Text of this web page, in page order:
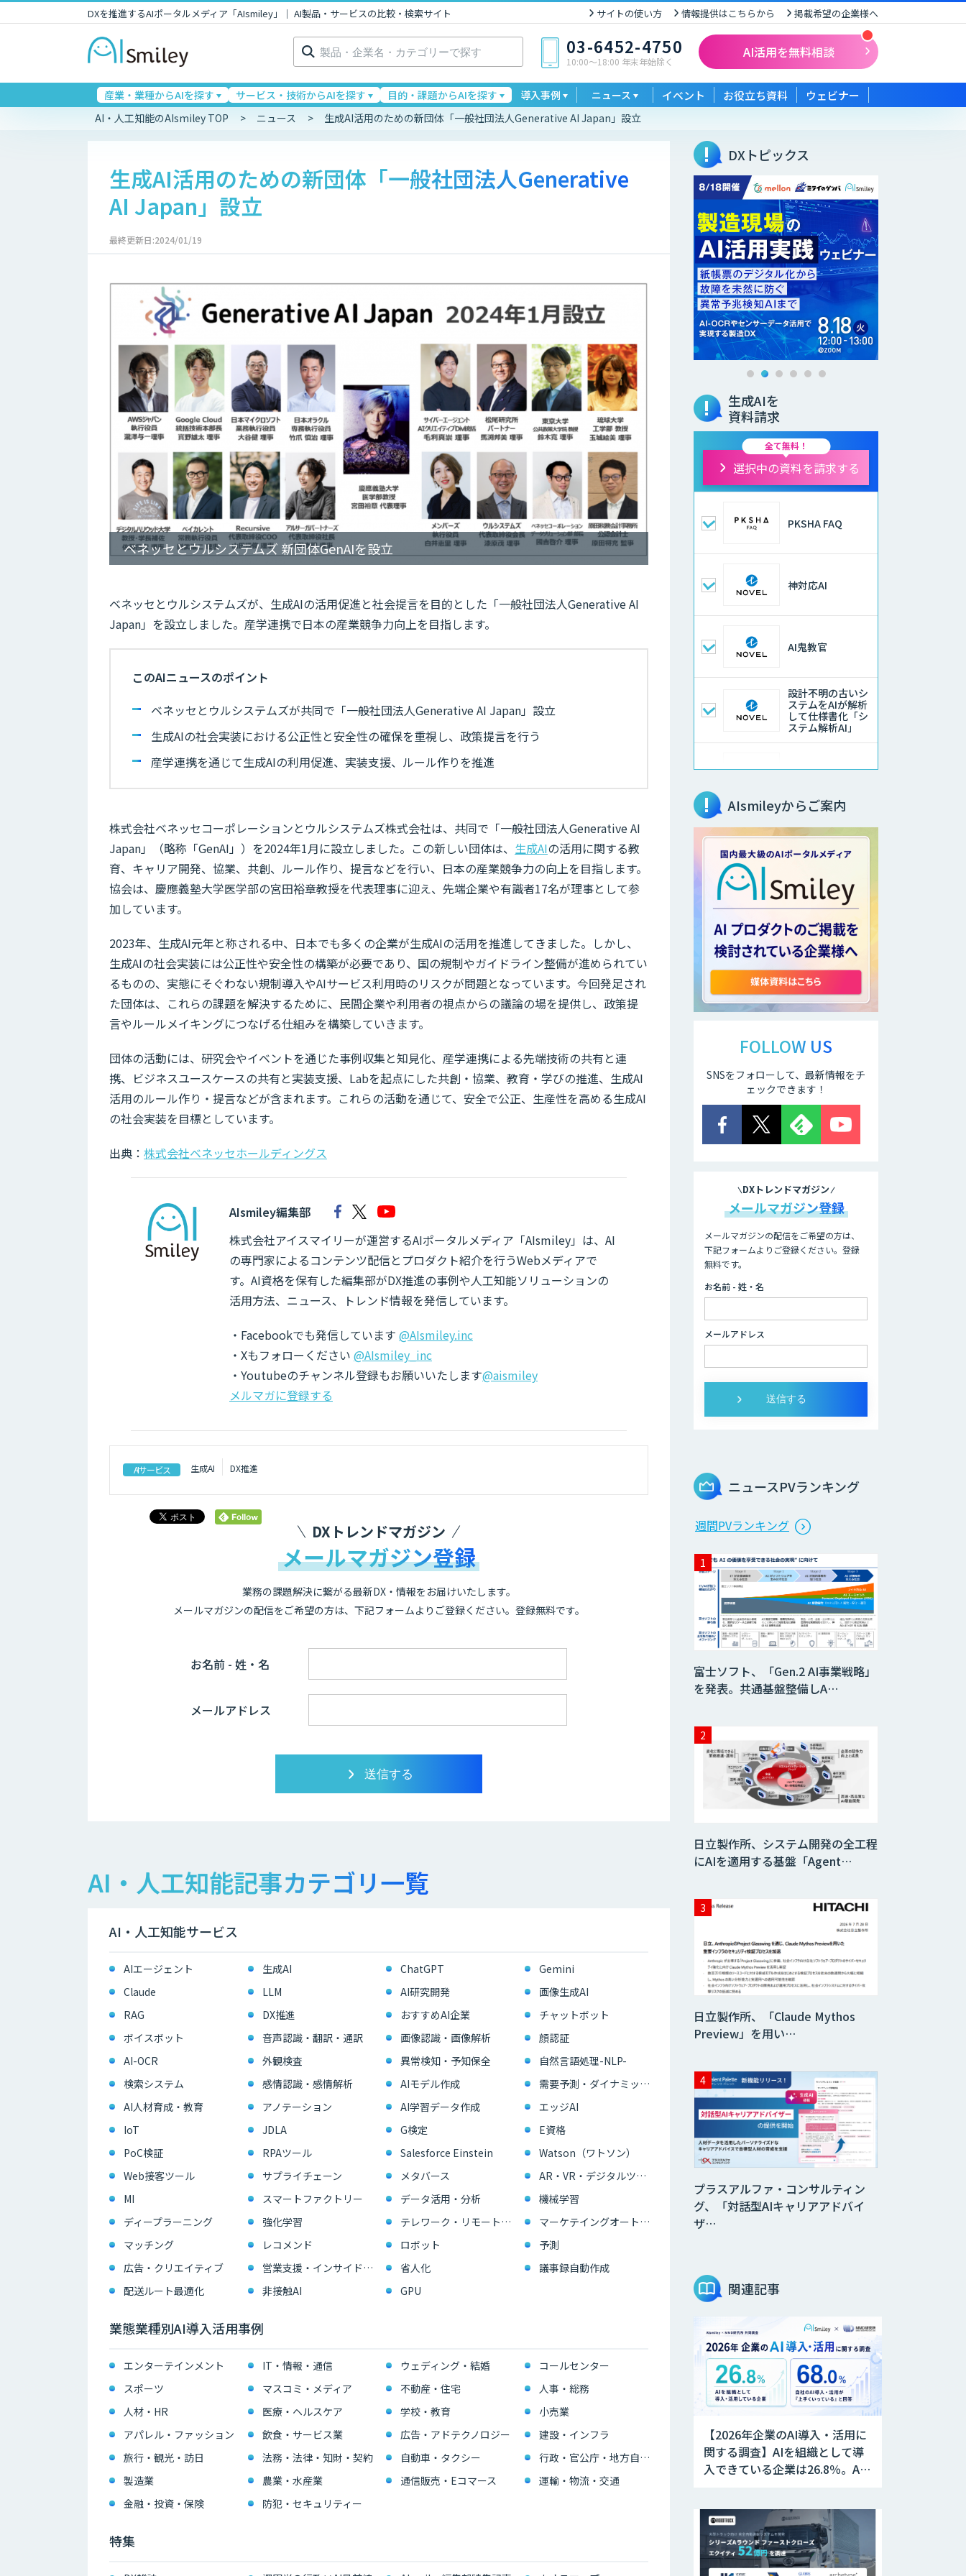
DXを推進するAIポータルメディア「AIsmiley」｜ AI製品・サービスの比較・検索サイト サイトの使い方 情報提供はこちらから 掲載希望の企業様へ
検
索: 03-6452-4750
10:00〜18:00 年末年始除く
AI活用を無料相談
産業・業種からAIを探す サービス・技術からAIを探す 目的・課題からAIを探す 導入事例 ニュース イベント お役立ち資料 ウェビナー
AI・人工知能のAIsmiley TOP ニュース 生成AI活用のための新団体「一般社団法人Generative AI Japan」設立
生成AI活用のための新団体「一般社団法人Generative
AI Japan」設立
最終更新日:2024/01/19
ベネッセとウルシステムズ 新団体GenAIを設立
ベネッセとウルシステムズが、生成AIの活用促進と社会提言を目的とした「一般社団法人Generative AI
Japan」を設立しました。産学連携で日本の産業競争力向上を目指します。
このAIニュースのポイント
ベネッセとウルシステムズが共同で「一般社団法人Generative AI Japan」設立
生成AIの社会実装における公正性と安全性の確保を重視し、政策提言を行う
産学連携を通じて生成AIの利用促進、実装支援、ルール作りを推進
株式会社ベネッセコーポレーションとウルシステムズ株式会社は、共同で「一般社団法人Generative AI
Japan」（略称「GenAI」）を2024年1月に設立しました。この新しい団体は、 生成AIの活用に関する教
育、キャリア開発、協業、共創、ルール作り、提言などを行い、日本の産業競争力の向上を目指します。
協会は、慶應義塾大学医学部の宮田裕章教授を代表理事に迎え、先端企業や有識者17名が理事として参
加しています。
2023年、生成AI元年と称される中、日本でも多くの企業が生成AIの活用を推進してきました。しかし、
生成AIの社会実装には公正性や安全性の構築が必要であり、国の規制やガイドライン整備が進められてい
るものの、実態にそぐわない規制導入やAIサービス利用時のリスクが問題となっています。今回発足され
た団体は、これらの課題を解決するために、民間企業や利用者の視点からの議論の場を提供し、政策提
言やルールメイキングにつなげる仕組みを構築していきます。
団体の活動には、研究会やイベントを通じた事例収集と知見化、産学連携による先端技術の共有と連
携、ビジネスユースケースの共有と実装支援、Labを起点にした共創・協業、教育・学びの推進、生成AI
活用のルール作り・提言などが含まれます。これらの活動を通じて、安全で公正、生産性を高める生成AI
の社会実装を目標としています。
出典： 株式会社ベネッセホールディングス
AIsmiley編集部
株式会社アイスマイリーが運営するAIポータルメディア「AIsmiley」は、AI
の専門家によるコンテンツ配信とプロダクト紹介を行うWebメディアで
す。AI資格を保有した編集部がDX推進の事例や人工知能ソリューションの
活用方法、ニュース、トレンド情報を発信しています。
・Facebookでも発信しています @AIsmiley.inc
・Xもフォローください @AIsmiley_inc
・Youtubeのチャンネル登録もお願いいたします@aismiley
メルマガに登録する
AIサービス 生成AI DX推進
DXトレンドマガジン
メールマガジン登録
業務の課題解決に繋がる最新DX・情報をお届けいたします。
メールマガジンの配信をご希望の方は、下記フォームよりご登録ください。登録無料です。
お名前 - 姓・名
メールアドレス
AI・人工知能記事カテゴリ一覧
AI・人工知能サービス
AIエージェント 生成AI ChatGPT
Gemini
Claude
LLM AI研究開発
画像生成AI
RAG
DX推進 おすすめAI企業
チャットボット
ボイスボット
音声認識・翻訳・通訳 画像認識・画像解析
顔認証
AI-OCR
外観検査 異常検知・予知保全
自然言語処理-NLP-
検索システム
感情認識・感情解析 AIモデル作成
需要予測・ダイナミックプライシング
AI人材育成・教育
アノテーション AI学習データ作成
エッジAI
IoT
JDLA G検定
E資格
PoC検証
RPAツール Salesforce Einstein
Watson（ワトソン）
Web接客ツール
サプライチェーン メタバース
AR・VR・デジタルツイン
MI
スマートファクトリー データ活用・分析
機械学習
ディープラーニング
強化学習 テレワーク・リモートワーク
マーケテイングオートメーション・MAツール
マッチング
レコメンド ロボット
予測
広告・クリエイティブ
営業支援・インサイドセールス 省人化
議事録自動作成
配送ルート最適化
非接触AI GPU
業態業種別AI導入活用事例
エンターテインメント IT・情報・通信 ウェディング・結婚
コールセンター
スポーツ
マスコミ・メディア 不動産・住宅
人事・総務
人材・HR
医療・ヘルスケア 学校・教育
小売業
アパレル・ファッション
飲食・サービス業 広告・アドテクノロジー
建設・インフラ
旅行・観光・訪日
法務・法律・知財・契約 自動車・タクシー
行政・官公庁・地方自治体
製造業
農業・水産業 通信販売・Eコマース
運輸・物流・交通
金融・投資・保険
防犯・セキュリティー
特集
DXトピックス
生成AIを
資料請求
全て無料！
選択中の資料を請求する
PKSHA FAQ
神対応AI
AI鬼教官
設計不明の古いシ
ステムをAIが解析
して仕様書化「シ
ステム解析AI」
LLMOチェキ
AIエージェント開
発支援
AIエンジニアアカ
デミー（バイブコ
ーディング研修）
aiDAPTIV+
アリストルの法人
ELYZA Works
with KDDI
JAPAN AI
医療文書作成を効
率化する生成
AI「OPTiM AI ホ
データ分析/AI開
発/コンサルティン
グ
STORM Platform
Cogent AI
Cabinet
AI/DX研修
imprai ezKotae
GPT-4
援サービス
生成AI活用 1day
ブートキャンプ
データ分析エージ
ェント
き」コンサルティ
ングサービス
フィジカルAI・AI
ロボット向け教師
データ収集・作成
SaaS・サブスク
向け収益管理プラ
ットフォーム「ソ
Teachme Biz
AIR-NEXUS
Acompany セキ
ュアチャット
AI価格調査ツール
Smapra
secondz
AIsmileyからご案内
FOLLOW US
SNSをフォローして、最新情報をチ
ェックできます！
DXトレンドマガジン
メールマガジン登録
メールマガジンの配信をご希望の方は、
下記フォームよりご登録ください。登録
無料です。
お名前 - 姓・名
メールアドレス
ニュースPVランキング
週間PVランキング
富士ソフト、「Gen.2 AI事業戦略」
を発表。共通基盤整備しA…
日立製作所、システム開発の全工程
にAIを適用する基盤「Agent…
日立製作所、「Claude Mythos
Preview」を用い…
プラスアルファ・コンサルティン
グ、「対話型AIキャリアアドバイ
ザ…
関連記事
【2026年企業のAI導入・活用に
関する調査】AIを組織として導
入できている企業は26.8％。AI
いる」と回答